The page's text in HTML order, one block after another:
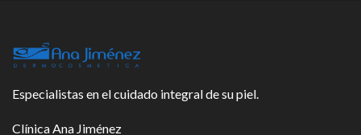
Especialistas en el cuidado integral de su piel.
Clínica Ana Jiménez